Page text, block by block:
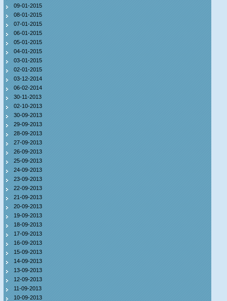
09-01-2015
08-01-2015
07-01-2015
06-01-2015
05-01-2015
04-01-2015
03-01-2015
02-01-2015
03-12-2014
06-02-2014
30-11-2013
02-10-2013
30-09-2013
29-09-2013
28-09-2013
27-09-2013
26-09-2013
25-09-2013
24-09-2013
23-09-2013
22-09-2013
21-09-2013
20-09-2013
19-09-2013
18-09-2013
17-09-2013
16-09-2013
15-09-2013
14-09-2013
13-09-2013
12-09-2013
11-09-2013
10-09-2013